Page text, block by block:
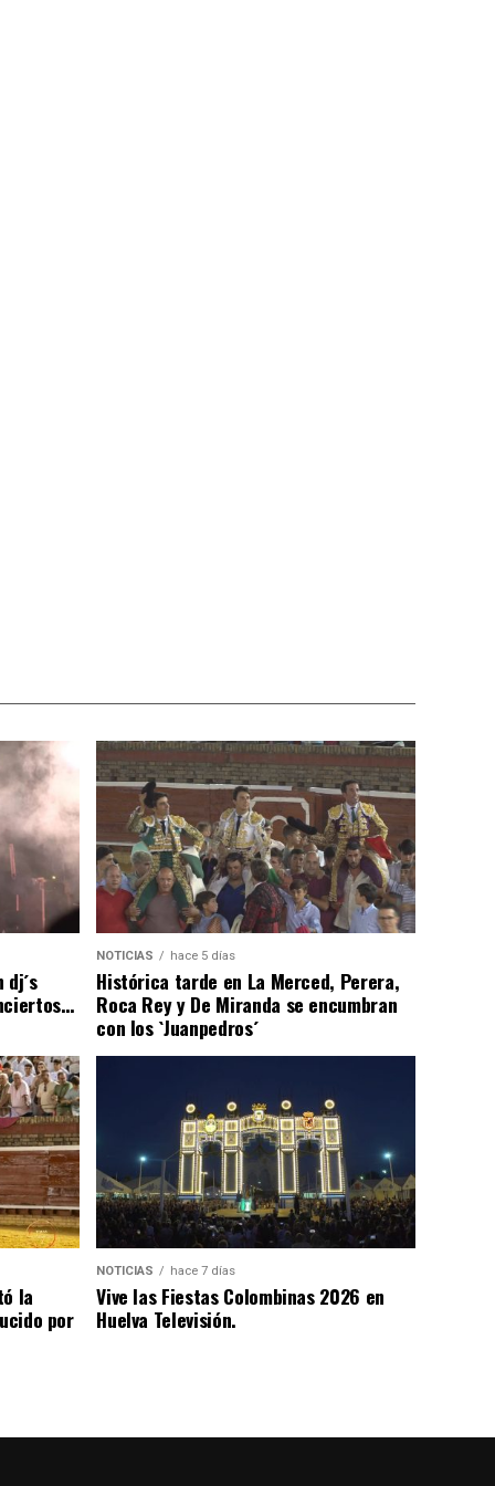
NOTICIAS hace 5 días
Histórica tarde en La Merced, Perera,
Roca Rey y De Miranda se encumbran
con los `Juanpedros´
la
por
NOTICIAS hace 7 días
Vive las Fiestas Colombinas 2026 en
Huelva Televisión.